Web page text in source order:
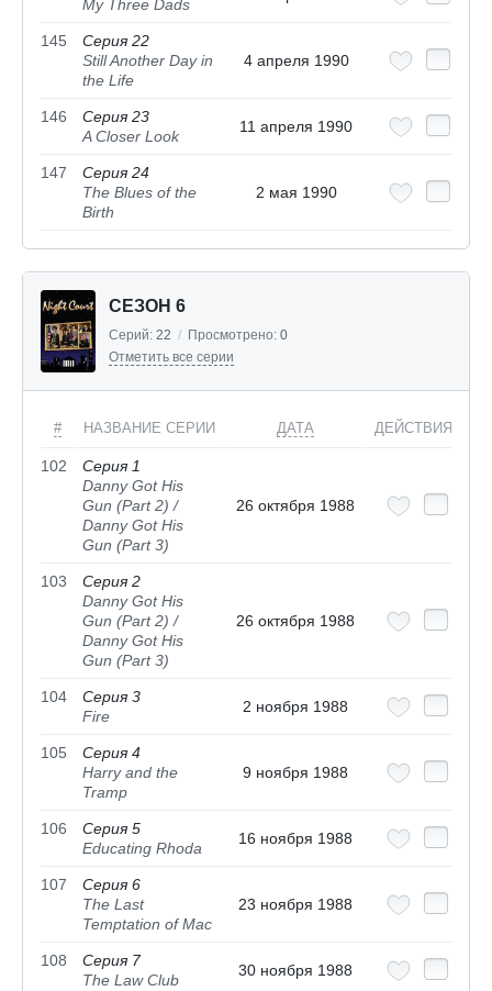
My Three Dads
145
Серия 22
Still Another Day in
the Life
4 апреля 1990
146
Серия 23
A Closer Look
11 апреля 1990
147
Серия 24
The Blues of the
Birth
2 мая 1990
СЕЗОН 6
Серий: 22 / Просмотрено: 0
Отметить все серии
# НАЗВАНИЕ СЕРИИ ДАТА ДЕЙСТВИЯ
102
Серия 1
Danny Got His
Gun (Part 2) /
Danny Got His
Gun (Part 3)
26 октября 1988
103
Серия 2
Danny Got His
Gun (Part 2) /
Danny Got His
Gun (Part 3)
26 октября 1988
104
Серия 3
Fire
2 ноября 1988
105
Серия 4
Harry and the
Tramp
9 ноября 1988
106
Серия 5
Educating Rhoda
16 ноября 1988
107
Серия 6
The Last
Temptation of Mac
23 ноября 1988
108
Серия 7
The Law Club
30 ноября 1988